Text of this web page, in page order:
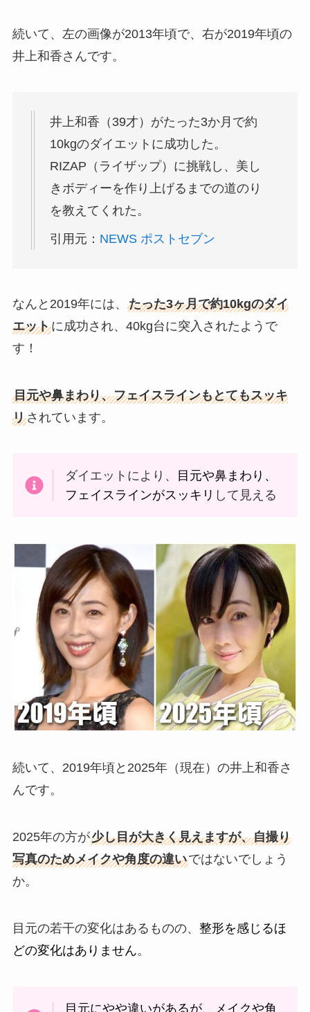
続いて、左の画像が2013年頃で、右が2019年頃の
井上和香さんです。
井上和香（39才）がたった3か月で約
10kgのダイエットに成功した。
RIZAP（ライザップ）に挑戦し、美し
きボディーを作り上げるまでの道のり
を教えてくれた。
引用元： NEWS ポストセブン
なんと2019年には、 たった3ヶ月で約10kgのダイ
エットに成功され、40kg台に突入されたようで
す！
目元や鼻まわり、フェイスラインもとてもスッキ
リされています。
ダイエットにより、
目元や鼻まわり、
フェイスラインがスッキリ して見える
続いて、2019年頃と2025年（現在）の井上和香さ
んです。
2025年の方が少し目が大きく見えますが、自撮り
写真のためメイクや角度の違いではないでしょう
か。
目元の若干の変化はあるものの、 整形を感じるほ
どの変化はありません。
目元にやや違いがあるが、メイクや角